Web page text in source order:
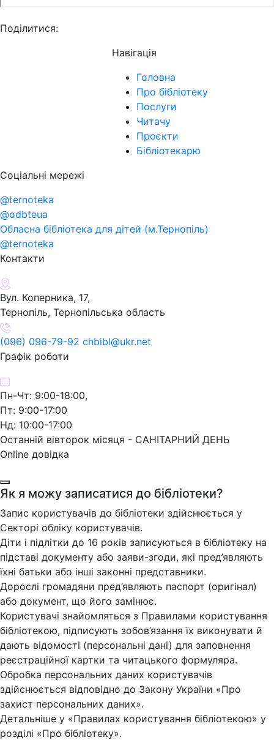
Поділитися:
Навігація
Головна
Про бібліотеку
Послуги
Читачу
Проєкти
Бібліотекарю
Соціальні мережі
@ternoteka
@odbteua
Обласна бібліотека для дітей (м.Тернопіль)
@ternoteka
Контакти
Вул. Коперника, 17,
Тернопіль, Тернопільська область
(096) 096-79-92 chbibl@ukr.net
Графік роботи
Пн-Чт: 9:00-18:00,
Пт: 9:00-17:00
Нд: 10:00-17:00
Останній вівторок місяця - САНІТАРНИЙ ДЕНЬ
Online довідка
Як я можу записатися до бібліотеки?
Запис користувачів до бібліотеки здійснюється у
Секторі обліку користувачів.
Діти і підлітки до 16 років записуються в бібліотеку на
підставі документу або заяви-згоди, які пред’являють
їхні батьки або інші законні представники.
Дорослі громадяни пред’являють паспорт (оригінал)
або документ, що його замінює.
Користувачі знайомляться з Правилами користування
бібліотекою, підписують зобов’язання їх виконувати й
дають відомості (персональні дані) для заповнення
реєстраційної картки та читацького формуляра.
Обробка персональних даних користувачів
здійснюється відповідно до Закону України «Про
захист персональних даних».
Детальніше у «Правилах користування бібліотекою» у
розділі «Про бібліотеку».